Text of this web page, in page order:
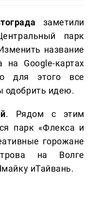
заметили
парк
название
на Google-картах
для этого все
одобрить идею.
. Рядом с этим
парк «Флекса и
горожане
на Волге
иТайвань.